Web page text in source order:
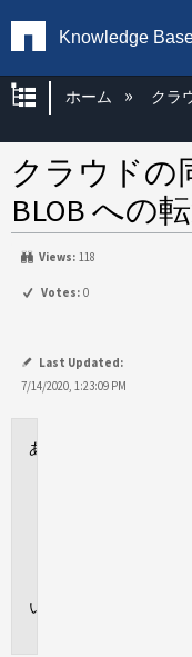
Knowledge
グローバル
ホーム クラ
クラウドの
BLOB への
Views: 118
Votes: 0
Last Updated:
7/14/2020, 1:23:09 PM